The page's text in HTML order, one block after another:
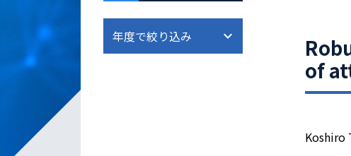
of
Koshiro